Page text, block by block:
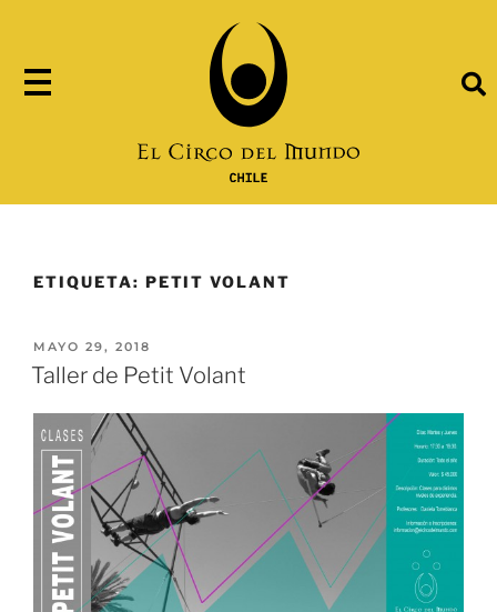
ETIQUETA: PETIT VOLANT
MAYO 29, 2018
Taller de Petit Volant